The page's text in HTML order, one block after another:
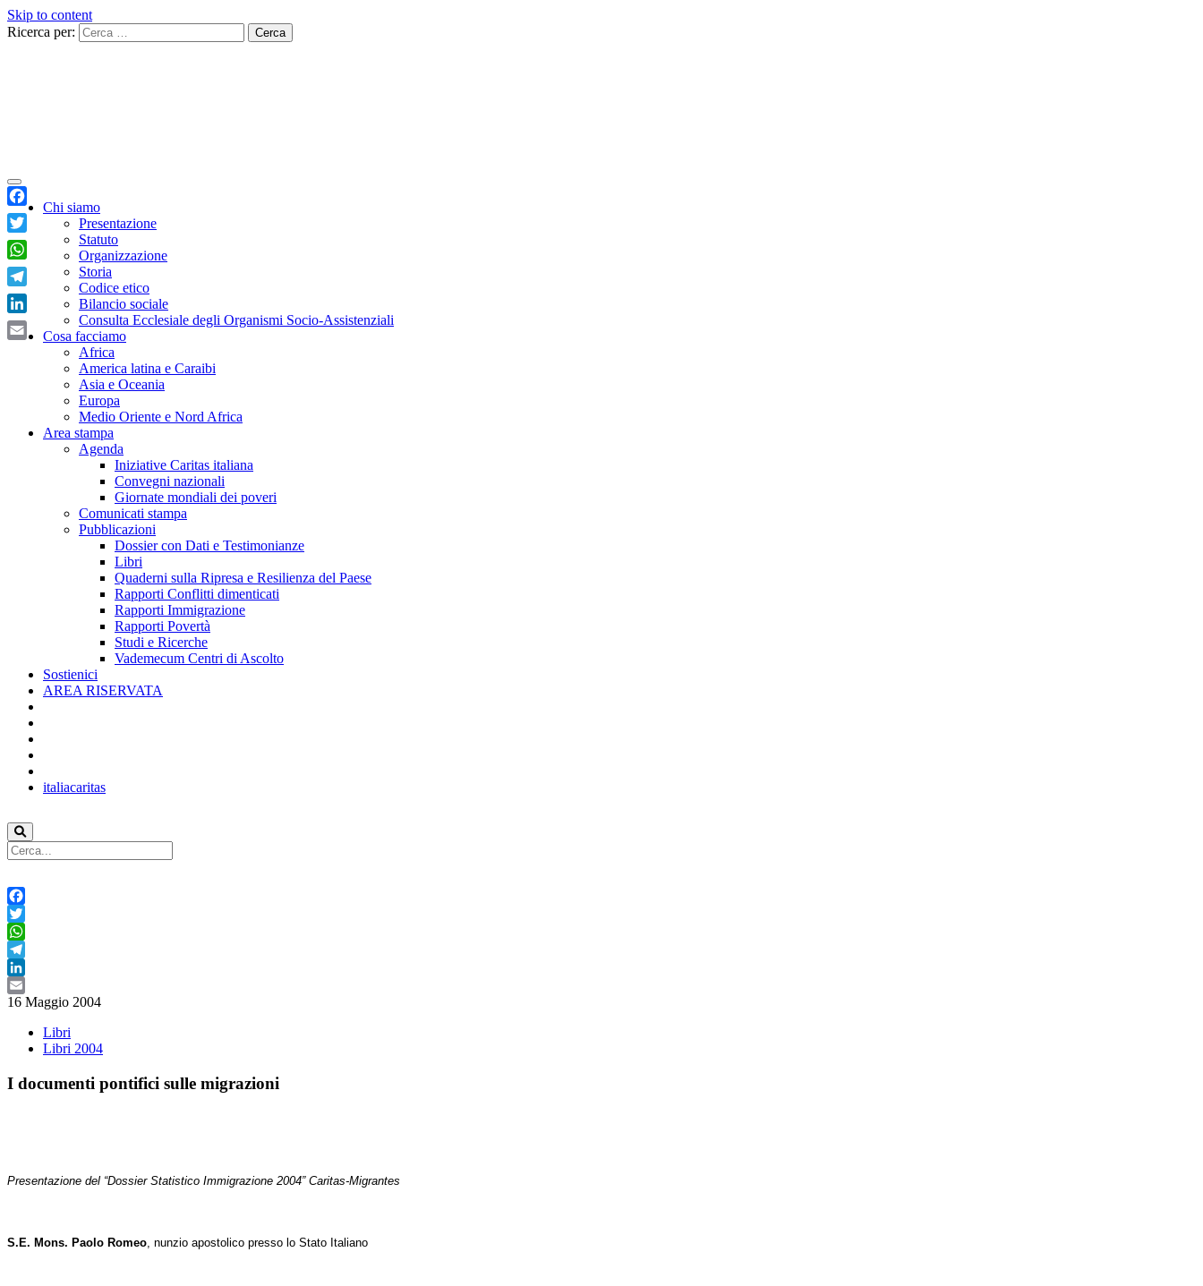
Skip to content
Ricerca per:
Chi siamo
Presentazione
Statuto
Organizzazione
Storia
Codice etico
Bilancio sociale
Consulta Ecclesiale degli Organismi Socio-Assistenziali
Cosa facciamo
Africa
America latina e Caraibi
Asia e Oceania
Europa
Medio Oriente e Nord Africa
Area stampa
Agenda
Iniziative Caritas italiana
Convegni nazionali
Giornate mondiali dei poveri
Comunicati stampa
Pubblicazioni
Dossier con Dati e Testimonianze
Libri
Quaderni sulla Ripresa e Resilienza del Paese
Rapporti Conflitti dimenticati
Rapporti Immigrazione
Rapporti Povertà
Studi e Ricerche
Vademecum Centri di Ascolto
Sostienici
AREA RISERVATA
italiacaritas
Facebook
Twitter
WhatsApp
Telegram
LinkedIn
Email
16 Maggio 2004
Libri
Libri 2004
I documenti pontifici sulle migrazioni
Presentazione del “Dossier Statistico Immigrazione 2004” Caritas-Migrantes
S.E. Mons. Paolo Romeo , nunzio apostolico presso lo Stato Italiano
Facebook
Twitter
WhatsApp
Telegram
LinkedIn